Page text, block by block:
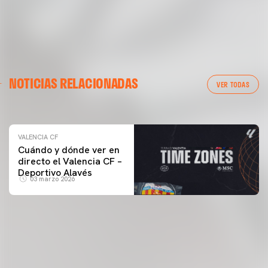
NOTICIAS RELACIONADAS VER TODAS
ENTRENAMIENTO DEL VALENCIA CF 04/03/26
VALENCIA CF
Cuándo y dónde ver en
directo el Valencia CF –
Deportivo Alavés
03 marzo 2026